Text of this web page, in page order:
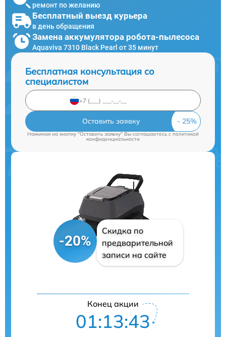
ремонт по желанию
Бесплатный выезд курьера
в день обращения
Замена аккумулятора робота-пылесоса
Aquaviva 7310 Black Pearl от 35 минут
Бесплатная консультация со
специалистом
Оставить заявку
Нажимая на кнопку "Оставить заявку" Вы соглашаетесь c политикой
конфиденциальности
-20%
Скидка по
предварительной
записи на сайте
Конец акции
01:13:41